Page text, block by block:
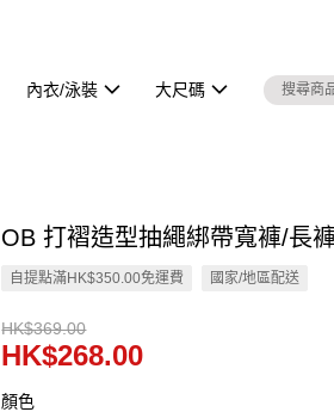
內衣/泳裝 大尺碼
OB 打褶造型抽繩綁帶寬褲/長
自提點滿HK$350.00免運費 國家/地區配送
HK$369.00
HK$268.00
顏色